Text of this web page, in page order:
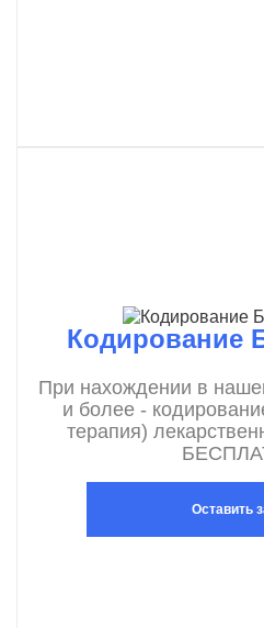
Кодирование
При нахождении в
и более -
терапия)
Оставить